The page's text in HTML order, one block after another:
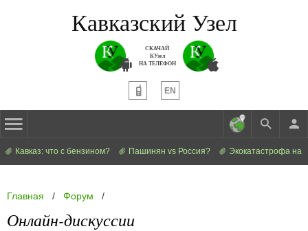
Кавказский Узел
СКАЧАЙ
КУзел
НА ТЕЛЕФОН
EN
Кавказ: что с бензином? Пашинян vs Россия? Экокатастрофа на
Главная / Форум /
Онлайн-дискуссии